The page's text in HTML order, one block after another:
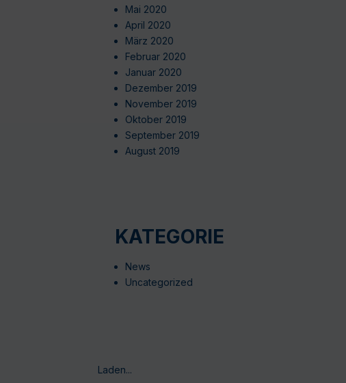
Mai 2020
April 2020
März 2020
Februar 2020
Januar 2020
Dezember 2019
November 2019
Oktober 2019
September 2019
August 2019
KATEGORIE
News
Uncategorized
Laden...